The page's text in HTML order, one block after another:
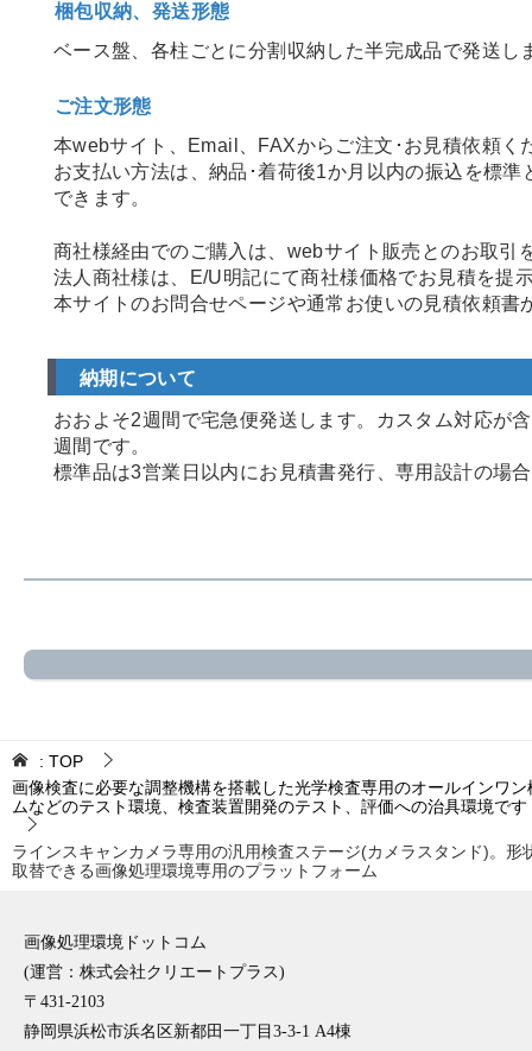
梱包収納、発送形態
ベース盤、各柱ごとに分割収納した半完成品で発送し
ご注文形態
本webサイト、Email、FAXからご注文･お見積依頼く
お支払い方法は、納品･着荷後1か月以内の振込を標
できます。
商社様経由でのご購入は、webサイト販売とのお取
法人商社様は、E/U明記にて商社様価格でお見積を提
本サイトのお問合せページや通常お使いの見積依頼書
納期について
おおよそ2週間で宅急便発送します。カスタム対応が
週間です。
標準品は3営業日以内にお見積書発行、専用設計の場
: TOP
画像検査に必要な調整機構を搭載した光学検査専用のオールインワ
ムなどのテスト環境、検査装置開発のテスト、評価への治具環境です
ラインスキャンカメラ専用の汎用検査ステージ(カメラスタンド)。
取替できる画像処理環境専用のプラットフォーム
画像処理環境ドットコム
(運営：株式会社クリエートプラス)
〒431-2103
静岡県浜松市浜名区新都田一丁目3-3-1 A4棟